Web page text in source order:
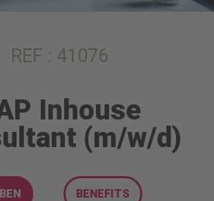
REF : 41076
Inhouse
(m/w/d)
BENEFITS